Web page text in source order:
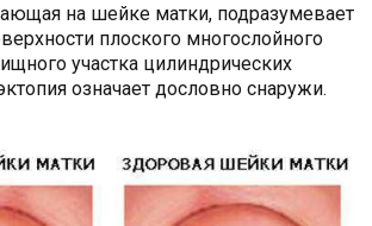
на шейке матки, подразумевает
плоского многослойного
участка цилиндрических
означает дословно снаружи.